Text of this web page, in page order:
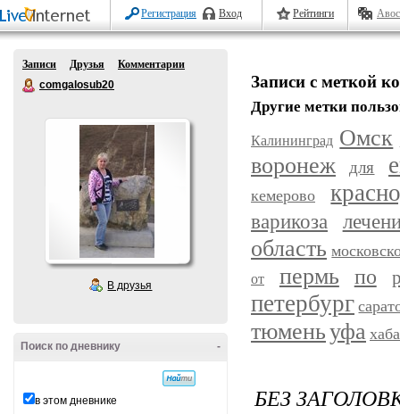
Регистрация Вход Рейтинги
Записи Друзья
Комментарии
comgalosub20
В друзья
-
Поиск по дневнику
в этом дневнике
Записи с меткой
Другие метки
Калининград Омск
воронеж для
кемерово
варикоза
область
от пермь по
петербург
тюменьуфа
БЕЗ